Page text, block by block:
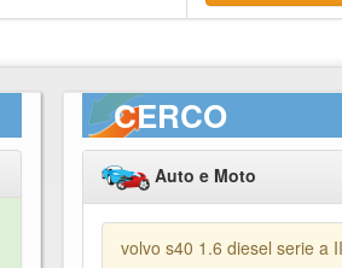
CERCO
Auto e Moto
volvo s40 1.6 diesel serie a